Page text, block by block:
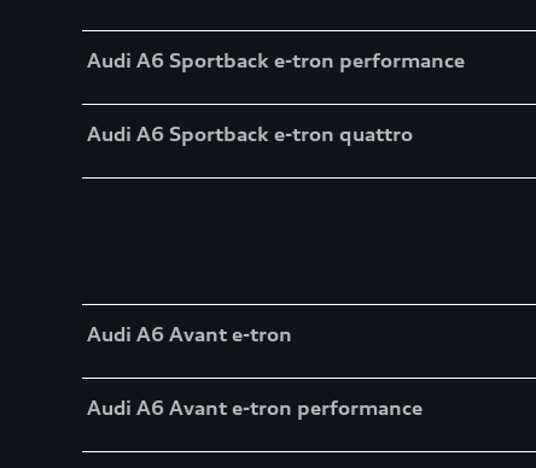
Audi A6 Sportback e-tron performance
Audi A6 Sportback e-tron quattro
Audi A6 Avant e-tron
Audi A6 Avant e-tron performance